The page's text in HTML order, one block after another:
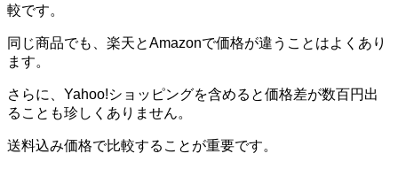
較です。
同じ商品でも、楽天とAmazonで価格が違うことはよくあり
ます。
さらに、Yahoo!ショッピングを含めると価格差が数百円出
ることも珍しくありません。
送料込み価格で比較することが重要です。